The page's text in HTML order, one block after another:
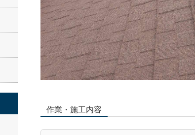
作業・施工内容